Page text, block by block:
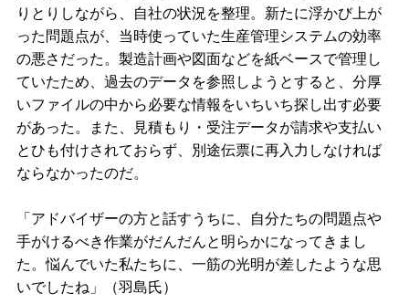
りとりしながら、自社の状況を整理。新たに浮かび上が
った問題点が、当時使っていた生産管理システムの効率
の悪さだった。製造計画や図面などを紙ベースで管理し
ていたため、過去のデータを参照しようとすると、分厚
いファイルの中から必要な情報をいちいち探し出す必要
があった。また、見積もり・受注データが請求や支払い
とひも付けされておらず、別途伝票に再入力しなければ
ならなかったのだ。
「アドバイザーの方と話すうちに、自分たちの問題点や
手がけるべき作業がだんだんと明らかになってきまし
た。悩んでいた私たちに、一筋の光明が差したような思
いでしたね」（羽島氏）